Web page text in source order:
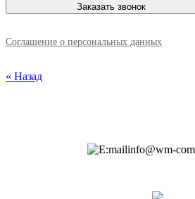
Соглашение о персональных данных
« Назад
info@wm-